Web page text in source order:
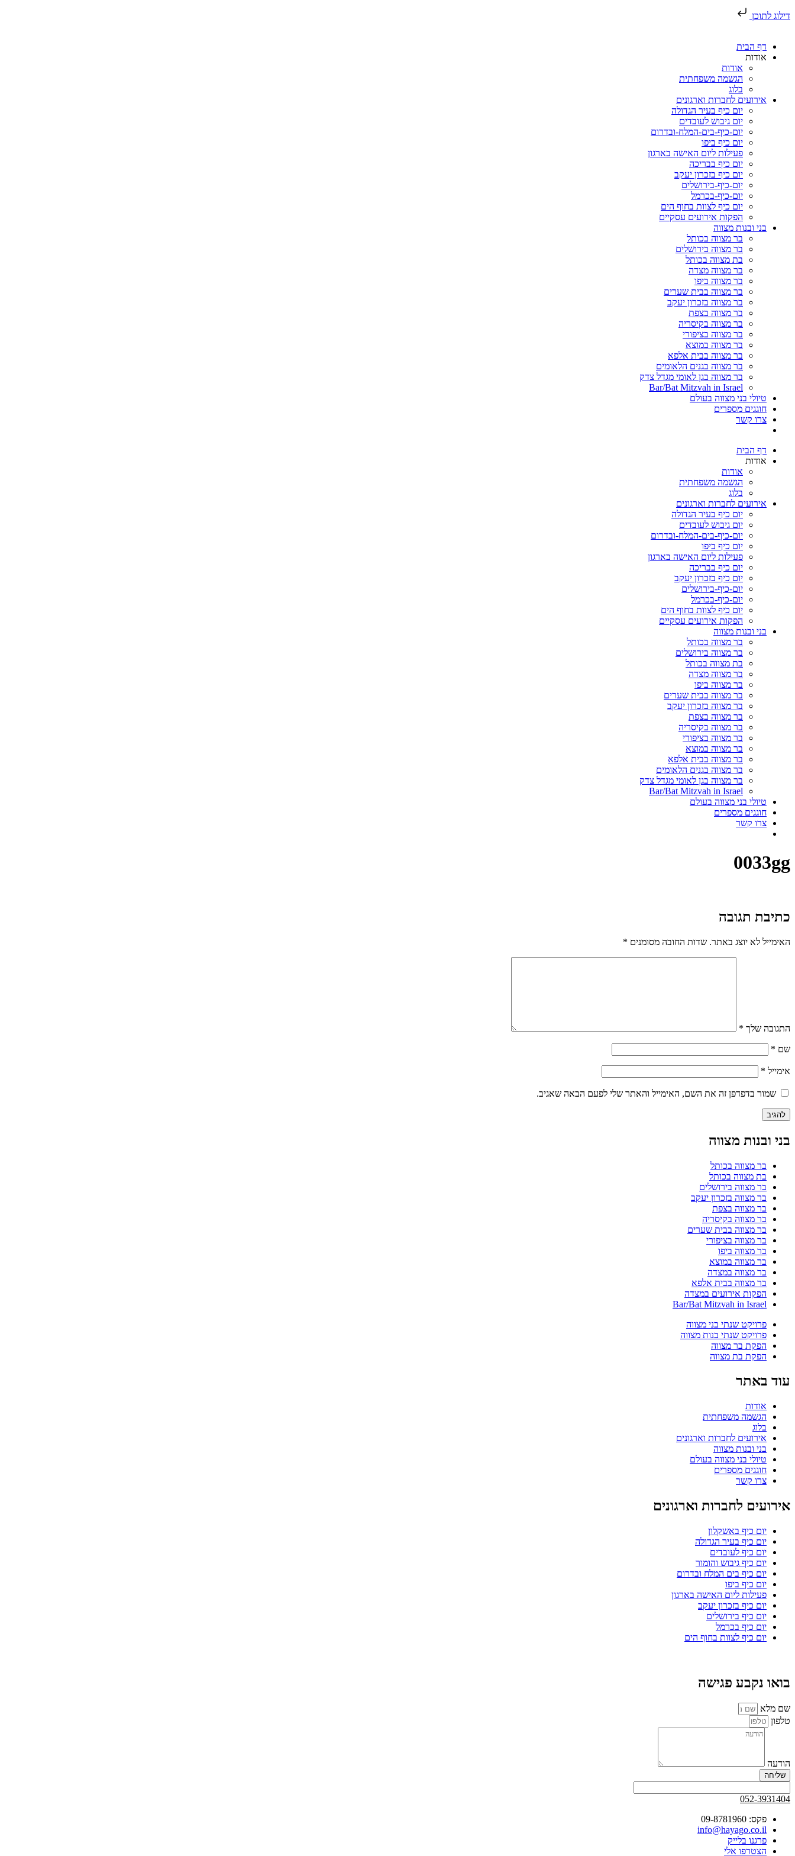
דילוג לתוכן
דף הבית
אודות
אודות
הגשמה משפחתית
בלוג
אירועים לחברות וארגונים
יום כיף בעיר הגדולה
יום גיבוש לעובדים
יום-כיף-בים-המלח-ובדרום
יום כיף ביפו
פעילות ליום האישה בארגון
יום כיף בבריכה
יום כיף בזכרון יעקב
יום-כיף-בירושלים
יום-כיף-בכרמל
יום כיף לצוות בחוף הים
הפקות אירועים עסקיים
בני ובנות מצווה
בר מצווה בכותל
בר מצווה בירושלים
בת מצווה בכותל
בר מצווה מצדה
בר מצווה ביפו
בר מצווה בבית שערים
בר מצווה בזכרון יעקב
בר מצווה בצפת
בר מצווה בקיסריה
בר מצווה בציפורי
בר מצווה במוצא
בר מצווה בבית אלפא
בר מצווה בגנים הלאומים
בר מצווה בגן לאומי מגדל צדק
Bar/Bat Mitzvah in Israel
טיולי בני מצווה בעולם
חוגגים מספרים
צרו קשר
דף הבית
אודות
אודות
הגשמה משפחתית
בלוג
אירועים לחברות וארגונים
יום כיף בעיר הגדולה
יום גיבוש לעובדים
יום-כיף-בים-המלח-ובדרום
יום כיף ביפו
פעילות ליום האישה בארגון
יום כיף בבריכה
יום כיף בזכרון יעקב
יום-כיף-בירושלים
יום-כיף-בכרמל
יום כיף לצוות בחוף הים
הפקות אירועים עסקיים
בני ובנות מצווה
בר מצווה בכותל
בר מצווה בירושלים
בת מצווה בכותל
בר מצווה מצדה
בר מצווה ביפו
בר מצווה בבית שערים
בר מצווה בזכרון יעקב
בר מצווה בצפת
בר מצווה בקיסריה
בר מצווה בציפורי
בר מצווה במוצא
בר מצווה בבית אלפא
בר מצווה בגנים הלאומים
בר מצווה בגן לאומי מגדל צדק
Bar/Bat Mitzvah in Israel
טיולי בני מצווה בעולם
חוגגים מספרים
צרו קשר
0033gg
כתיבת תגובה
האימייל לא יוצג באתר. שדות החובה מסומנים *
התגובה שלך *
שם *
אימייל *
שמור בדפדפן זה את השם, האימייל והאתר שלי לפעם הבאה שאגיב.
בני ובנות מצווה
בר מצווה בכותל
בת מצווה בכותל
בר מצווה בירושלים
בר מצווה בזכרון יעקב
בר מצווה בצפת
בר מצווה בקיסריה
בר מצווה בבית שערים
בר מצווה בציפורי
בר מצווה ביפו
בר מצווה במוצא
בר מצווה במצדה
בר מצווה בבית אלפא
הפקות אירועים במצדה
Bar/Bat Mitzvah in Israel
פרויקט שנתי בני מצווה
פרויקט שנתי בנות מצווה
הפקת בר מצווה
הפקת בת מצווה
עוד באתר
אודות
הגשמה משפחתית
בלוג
אירועים לחברות וארגונים
בני ובנות מצווה
טיולי בני מצווה בעולם
חוגגים מספרים
צרו קשר
אירועים לחברות וארגונים
יום כיף באשקלון
יום כיף בעיר הגדולה
יום כיף לעובדים
יום כיף גיבוש והומור
יום כיף בים המלח ובדרום
יום כיף ביפו
פעילות ליום האישה בארגון
יום כיף בזכרון יעקב
יום כיף בירושלים
יום כיף בכרמל
יום כיף לצוות בחוף הים
בואו נקבע פגישה
שם מלא
טלפון
הודעה
שליחה
052-3931404
פקס: 09-8781960
info@hayago.co.il
פרגנו בלייק
הצטרפו אלי